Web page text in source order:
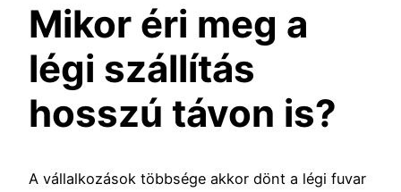
Mikor éri meg a
légi szállítás
hosszú távon is?
A vállalkozások többsége akkor dönt a légi fuvar